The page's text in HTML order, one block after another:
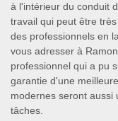
à l'intérieur du conduit
travail qui peut être
des professionnels en
vous adresser à
professionnel qui a pu
garantie d'une
modernes seront aussi
tâches.